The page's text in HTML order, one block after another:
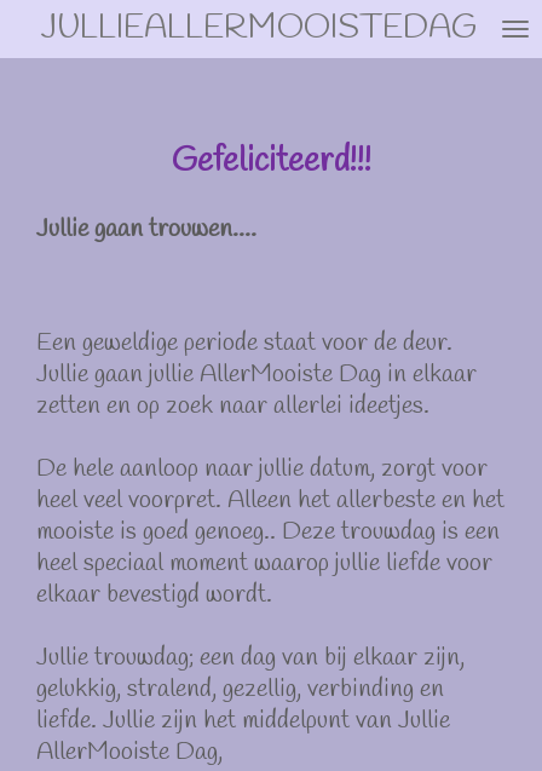
direct
JULLIEALLERMOOISTEDAG
Gefeliciteerd!!!
Jullie gaan trouwen....
Een geweldige periode staat voor de deur.
Jullie gaan jullie AllerMooiste Dag in elkaar
zetten en op zoek naar allerlei ideetjes.
De hele aanloop naar jullie datum, zorgt voor
heel veel voorpret. Alleen het allerbeste en het
mooiste is goed genoeg.. Deze trouwdag is een
heel speciaal moment waarop jullie liefde voor
elkaar bevestigd wordt.
Jullie trouwdag; een dag van bij elkaar zijn,
gelukkig, stralend, gezellig, verbinding en
liefde. Jullie zijn het middelpunt van Jullie
AllerMooiste Dag,